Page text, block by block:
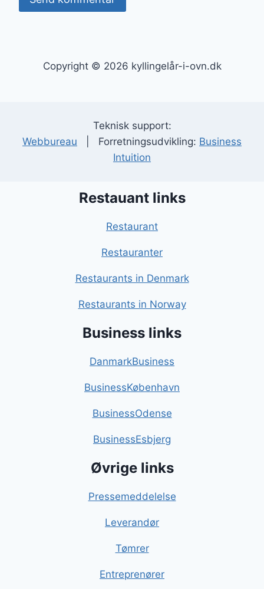
Copyright © 2026 kyllingelår-i-ovn.dk
Teknisk support:
Webbureau | Forretningsudvikling: Business
Intuition
Restauant links
Restaurant
Restauranter
Restaurants in Denmark
Restaurants in Norway
Business links
DanmarkBusiness
BusinessKøbenhavn
BusinessOdense
BusinessEsbjerg
Øvrige links
Pressemeddelelse
Leverandør
Tømrer
Entreprenører